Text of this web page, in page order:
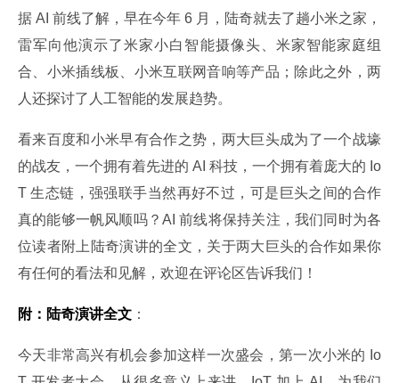
据 AI 前线了解，早在今年 6 月，陆奇就去了趟小米之家，
雷军向他演示了米家小白智能摄像头、米家智能家庭组
合、小米插线板、小米互联网音响等产品；除此之外，两
人还探讨了人工智能的发展趋势。
看来百度和小米早有合作之势，两大巨头成为了一个战壕
的战友，一个拥有着先进的 AI 科技，一个拥有着庞大的 Io
T 生态链，强强联手当然再好不过，可是巨头之间的合作
真的能够一帆风顺吗？AI 前线将保持关注，我们同时为各
位读者附上陆奇演讲的全文，关于两大巨头的合作如果你
有任何的看法和见解，欢迎在评论区告诉我们！
附：陆奇演讲全文 ：
今天非常高兴有机会参加这样一次盛会，第一次小米的 Io